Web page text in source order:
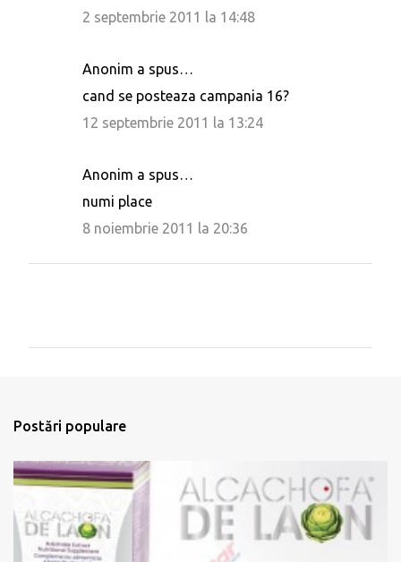
2 septembrie 2011 la 14:48
Anonim a spus…
cand se posteaza campania 16?
12 septembrie 2011 la 13:24
Anonim a spus…
numi place
8 noiembrie 2011 la 20:36
m
e
ț
u
n
c
Postări populare